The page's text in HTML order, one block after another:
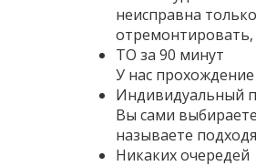
неисправна
ТО за 90 минут
У нас
Индивидуальный
Вы сами
называете
Никаких очередей